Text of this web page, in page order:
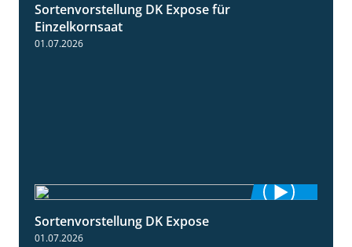
Sortenvorstellung DK Expose für
Einzelkornsaat
01.07.2026
Sortenvorstellung DK Expose
01.07.2026